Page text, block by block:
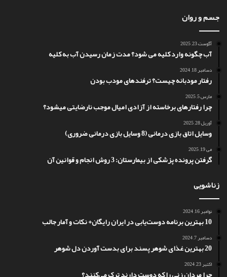
جسم و روان
آگوست 23, 2025
آب چگونه وارد کلیه می شود؟ مدت زمان رسیدن آب به کلیه
دسامبر 18, 2024
رفتار مودبانه چیست؟ ترفندهای مودب بودن
مارس 5, 2025
چرا رفتارهای برخاسته از آزادی امیال موجب نارضایتی میشود؟
آوریل 28, 2025
وسایل اتاق بازی درمانی (8 وسایل بازی درمانی ضروری)
می 19, 2025
گرفتن پرونده پزشکی از بیمارستان: 3 روش انجام و قوانین آن
زناشویی
نوامبر 16, 2024
10 بهترین برنامه دوست‌یابی در ایران رایگان+ نکات و آمار جالب
دسامبر 7, 2024
20 بهترین غذای شوهر پسند برای بدست آوردن دل شوهر
اکتبر 23, 2024